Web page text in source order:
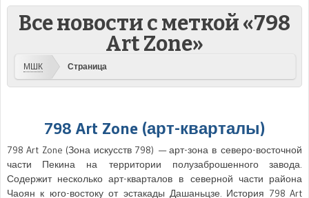
Все новости с меткой «798
Art Zone»
МШК Страница
798 Art Zone (арт-кварталы)
798 Art Zone (Зона искусств 798) — арт-зона в северо-восточной
части Пекина на территории полузаброшенного завода.
Содержит несколько арт-кварталов в северной части района
Чаоян к юго-востоку от эстакады Дашаньцзе. История 798 Art